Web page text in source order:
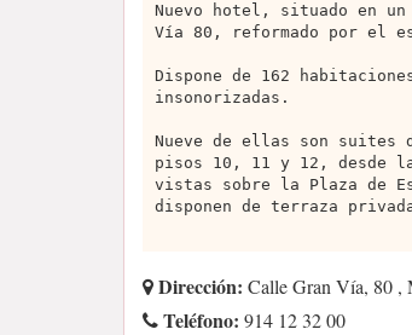
Nuevo hotel, situado en
Vía 80, reformado por el
Dispone de 162
insonorizadas.
Nueve de ellas son suites
pisos 10, 11 y 12, desde
vistas sobre la Plaza de
disponen de terraza
Dirección: Calle Gran Vía, 80 ,
Teléfono: 914 12 32 00